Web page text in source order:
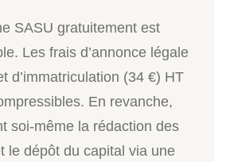
SASU gratuitement est
Les frais d’annonce légale
d’immatriculation (34 €) HT
En revanche,
soi-même la rédaction des
le dépôt du capital via une